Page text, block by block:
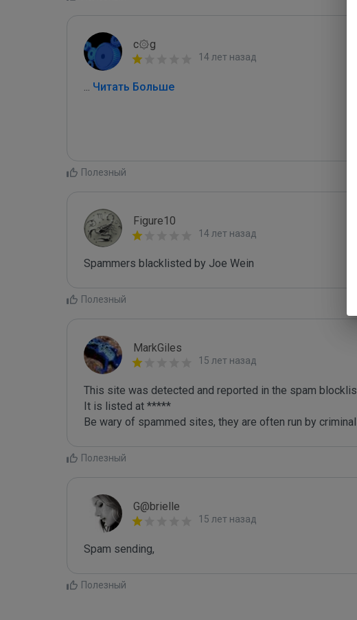
c۞g
14 лет назад
... Читать Больше
Полезный
Figure10
14 лет назад
Spammers blacklisted by Joe Wein
Полезный
MarkGiles
15 лет назад
This site was detected and reported in the spam
It is listed at *****
Be wary of spammed sites, they are often run by
Полезный
G@brielle
15 лет назад
Spam sending,
Полезный